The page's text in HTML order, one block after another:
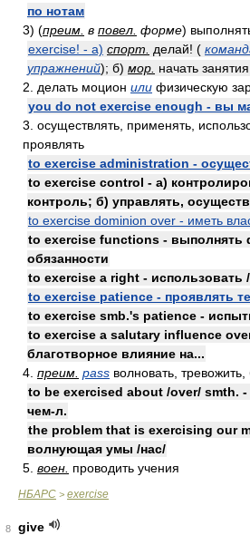
по нотам
3) (преим. в повел. форме)
exercise! - а) спорт. делай! (
упражнений); б) мор. начать
2. делать моцион или физическую
you do not exercise enough - вы
3. осуществлять, применять,
проявлять
to exercise administration -
to exercise control - а)
контроль; б) управлять,
to exercise dominion over - иметь
to exercise functions - выполнять
обязанности
to exercise a right - использовать
to exercise patience - проявлять
to exercise smb.'s patience -
to exercise a salutary influence
благотворное влияние на...
4. преим. pass волновать, тревожить,
to be exercised about /over/ smth.
чем-л.
the problem that is exercising our
волнующая умы /нас/
5. воен. проводить учения
НБАРС > exercise
8
give